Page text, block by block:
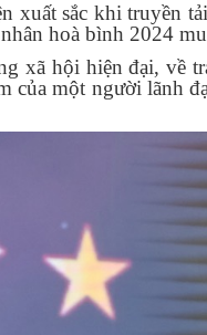
xuất sắc khi truyền
hoà bình 2024
xã hội hiện đại, về
của một người lãnh